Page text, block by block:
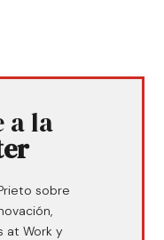
a la
sobre
at Work y